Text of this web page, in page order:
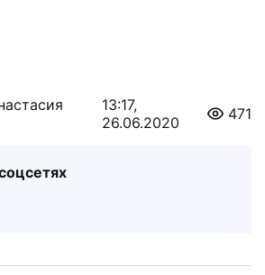
13:17,
26.06.2020
471